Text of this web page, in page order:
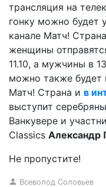
трансляция на
гонку можно будет
канале Матч!
женщины
11.10, а мужчины в
можно также будет
Матч! Страна и в
выступит
Ванкувере и
Classics Александр
Не пропустите!
Всеволод Соловьев